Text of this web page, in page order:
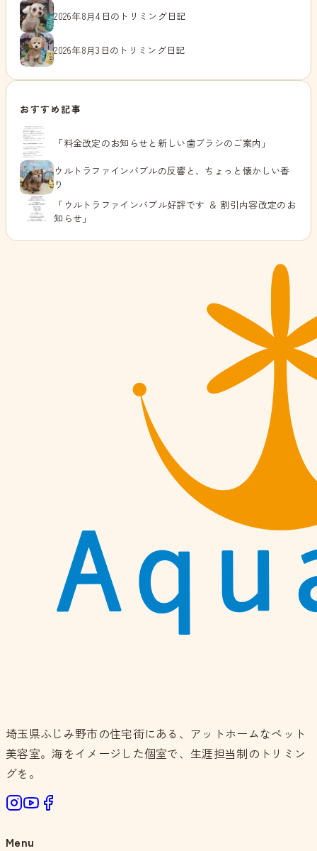
2026年8月4日のトリミング日記
2026年8月3日のトリミング日記
おすすめ記事
「料金改定のお知らせと新しい歯ブラシのご案内」
ウルトラファインバブルの反響と、ちょっと懐かしい香
り
「ウルトラファインバブル好評です ＆ 割引内容改定のお
知らせ」
埼玉県ふじみ野市の住宅街にある、アットホームなペット
美容室。海をイメージした個室で、生涯担当制のトリミン
グを。
Menu